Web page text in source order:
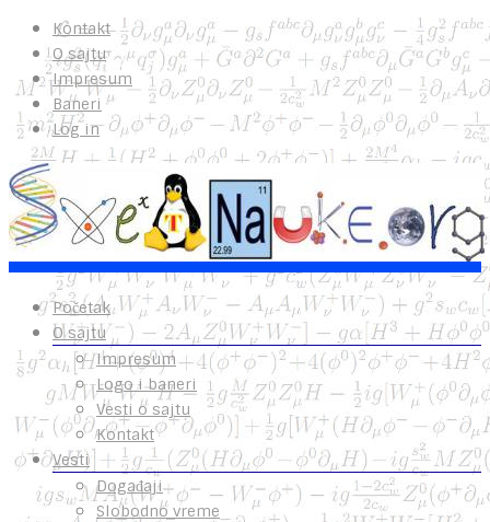
Kontakt
O sajtu
Impresum
Baneri
Log in
Početak
O sajtu
Impresum
Logo i baneri
Vesti o sajtu
Kontakt
Vesti
Događaji
Slobodno vreme